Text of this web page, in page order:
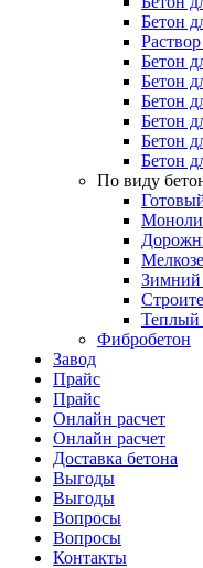
Бетон
Бетон
Бетон
Бетон
Бетон
Бетон
Бетон
По виду
Зимний
Теплый
Фибробетон
Завод
Прайс
Прайс
Онлайн расчет
Онлайн расчет
Доставка бетона
Выгоды
Выгоды
Вопросы
Вопросы
Контакты